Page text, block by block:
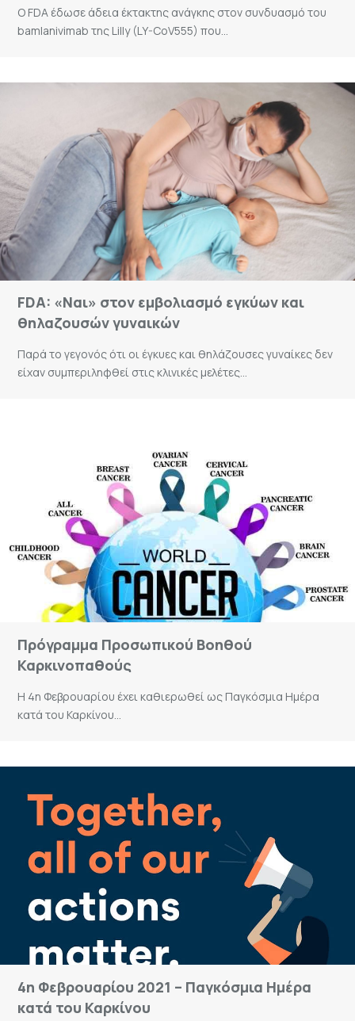
Ο FDA έδωσε άδεια έκτακτης ανάγκης στον συνδυασμό του
bamlanivimab της Lilly (LY-CoV555) που...
FDA: «Ναι» στον εμβολιασμό εγκύων και
θηλαζουσών γυναικών
Παρά το γεγονός ότι οι έγκυες και θηλάζουσες γυναίκες δεν
είχαν συμπεριληφθεί στις κλινικές μελέτες...
Πρόγραμμα Προσωπικού Βοηθού
Καρκινοπαθούς
Η 4η Φεβρουαρίου έχει καθιερωθεί ως Παγκόσμια Ημέρα
κατά του Καρκίνου...
4η Φεβρουαρίου 2021 – Παγκόσμια Ημέρα
κατά του Καρκίνου